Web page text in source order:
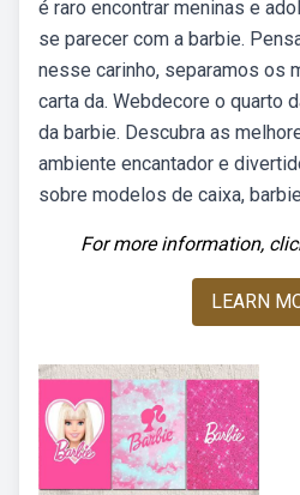
é raro encontrar meninas e
se parecer com a barbie.
nesse carinho, separamos os
carta da. Webdecore o quarto
da barbie. Descubra as
ambiente encantador e
sobre modelos de caixa,
For more information,
LEARN